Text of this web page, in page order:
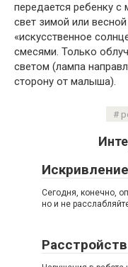
передается ребенку
свет зимой или
«искусственное
смесями. Только
светом (лампа
сторону от малыша).
Сегодня, конечно,
но и не